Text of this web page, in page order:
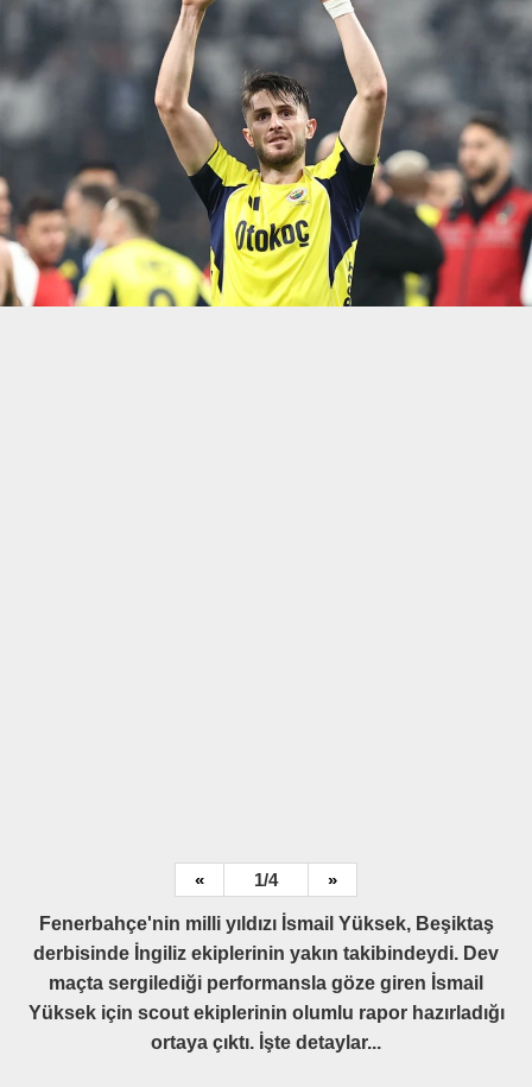
« 1/4 »
Fenerbahçe'nin milli yıldızı İsmail Yüksek, Beşiktaş
derbisinde İngiliz ekiplerinin yakın takibindeydi. Dev
maçta sergilediği performansla göze giren İsmail
Yüksek için scout ekiplerinin olumlu rapor hazırladığı
ortaya çıktı. İşte detaylar...